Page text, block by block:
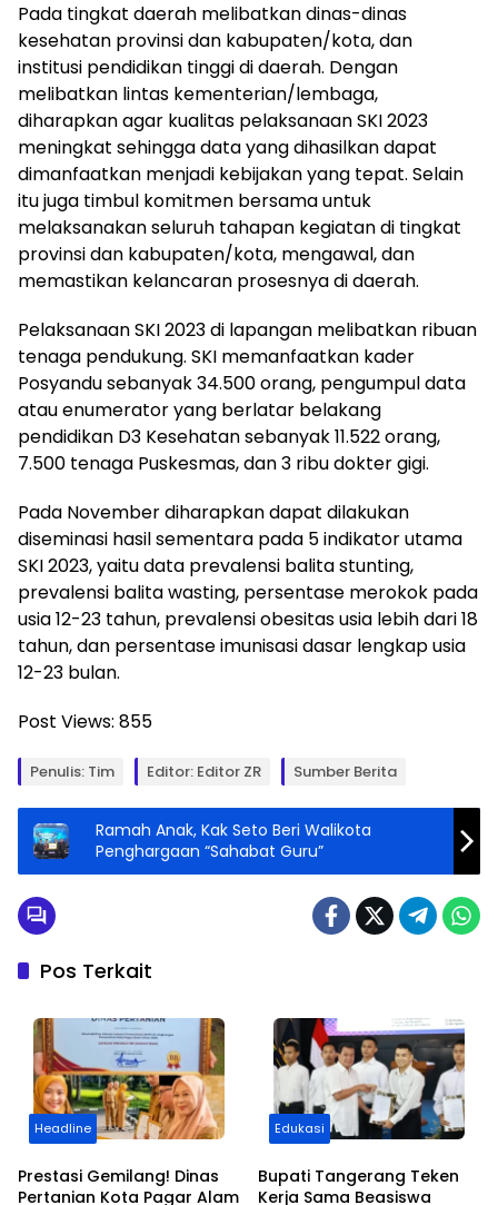
Pada tingkat daerah melibatkan dinas-dinas
kesehatan provinsi dan kabupaten/kota, dan
institusi pendidikan tinggi di daerah. Dengan
melibatkan lintas kementerian/lembaga,
diharapkan agar kualitas pelaksanaan SKI 2023
meningkat sehingga data yang dihasilkan dapat
dimanfaatkan menjadi kebijakan yang tepat. Selain
itu juga timbul komitmen bersama untuk
melaksanakan seluruh tahapan kegiatan di tingkat
provinsi dan kabupaten/kota, mengawal, dan
memastikan kelancaran prosesnya di daerah.
Pelaksanaan SKI 2023 di lapangan melibatkan ribuan
tenaga pendukung. SKI memanfaatkan kader
Posyandu sebanyak 34.500 orang, pengumpul data
atau enumerator yang berlatar belakang
pendidikan D3 Kesehatan sebanyak 11.522 orang,
7.500 tenaga Puskesmas, dan 3 ribu dokter gigi.
Pada November diharapkan dapat dilakukan
diseminasi hasil sementara pada 5 indikator utama
SKI 2023, yaitu data prevalensi balita stunting,
prevalensi balita wasting, persentase merokok pada
usia 12-23 tahun, prevalensi obesitas usia lebih dari 18
tahun, dan persentase imunisasi dasar lengkap usia
12-23 bulan.
Post Views: 855
Penulis: Tim Editor: Editor ZR Sumber Berita
Ramah Anak, Kak Seto Beri Walikota
Penghargaan “Sahabat Guru”
Pos Terkait
Headline
Prestasi Gemilang! Dinas
Pertanian Kota Pagar Alam
Edukasi
Bupati Tangerang Teken
Kerja Sama Beasiswa